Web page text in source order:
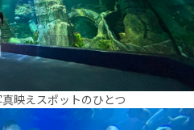
映えスポットのひとつ